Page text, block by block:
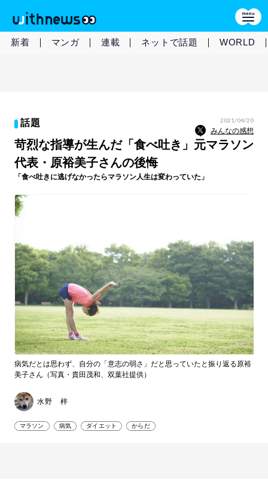
新着 マンガ 連載 ネットで話題 WORLD
話題 2021/04/20
みんなの感想
苛烈な指導が生んだ「食べ吐き」元マラソン
代表・原裕美子さんの後悔
「食べ吐きに逃げなかったらマラソン人生は変わっていた」
病気だとは思わず、自分の「意志の弱さ」だと思っていたと振り返る原裕
美子さん（写真・貴田茂和、双葉社提供）
水野 梓
マラソン 病気 ダイエット からだ